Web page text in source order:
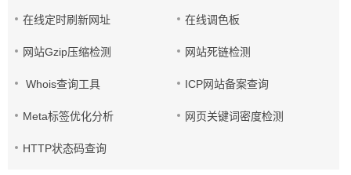
在线定时刷新网址 在线调色板
网站Gzip压缩检测 网站死链检测
Whois查询工具 ICP网站备案查询
Meta标签优化分析 网页关键词密度检测
HTTP状态码查询